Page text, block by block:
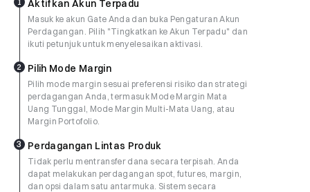
Aktifkan Akun Terpadu
Masuk ke akun Gate Anda dan buka Pengaturan Akun
Perdagangan. Pilih "Tingkatkan ke Akun Terpadu" dan
ikuti petunjuk untuk menyelesaikan aktivasi.
2 Pilih Mode Margin
Pilih mode margin sesuai preferensi risiko dan strategi
perdagangan Anda, termasuk Mode Margin Mata
Uang Tunggal, Mode Margin Multi-Mata Uang, atau
Margin Portofolio.
3 Perdagangan Lintas Produk
Tidak perlu mentransfer dana secara terpisah. Anda
dapat melakukan perdagangan spot, futures, margin,
dan opsi dalam satu antarmuka. Sistem secara